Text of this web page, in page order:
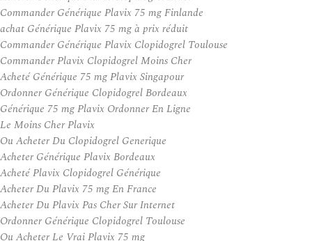
Commander Générique Plavix 75 mg Finlande
achat Générique Plavix 75 mg à prix réduit
Commander Générique Plavix Clopidogrel Toulouse
Commander Plavix Clopidogrel Moins Cher
Acheté Générique 75 mg Plavix Singapour
Ordonner Générique Clopidogrel Bordeaux
Générique 75 mg Plavix Ordonner En Ligne
Le Moins Cher Plavix
Ou Acheter Du Clopidogrel Generique
Acheter Générique Plavix Bordeaux
Acheté Plavix Clopidogrel Générique
Acheter Du Plavix 75 mg En France
Acheter Du Plavix Pas Cher Sur Internet
Ordonner Générique Clopidogrel Toulouse
Ou Acheter Le Vrai Plavix 75 mg